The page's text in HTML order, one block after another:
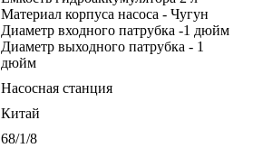
Материал корпуса насоса - Чугун
Диаметр входного патрубка -1 дюйм
Диаметр выходного патрубка - 1
дюйм
Насосная станция
Китай
68/1/8